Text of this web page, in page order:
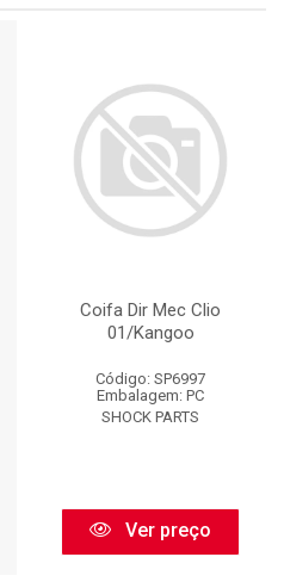
Coifa Dir Mec Clio
01/Kangoo
Código: SP6997
Embalagem: PC
SHOCK PARTS
Ver preço